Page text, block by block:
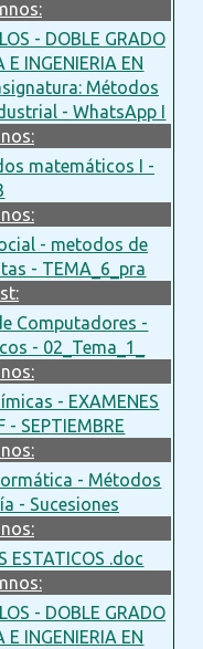
- DOBLE GRADO
E INGENIERIA EN
Métodos
- WhatsApp I
matemáticos I -
- metodos de
- TEMA_6_pra
Computadores -
- 02_Tema_1_
- EXAMENES
- SEPTIEMBRE
- Métodos
- Sucesiones
ESTATICOS .doc
- DOBLE GRADO
E INGENIERIA EN